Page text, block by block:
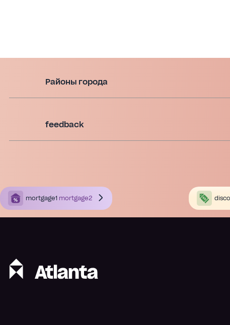
Районы города
feedback
mortgage1 mortgage2